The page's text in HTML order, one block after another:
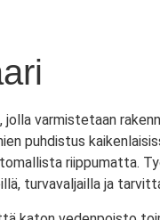
varmistetaan
puhdistus
riippumatta.
turvavaljailla ja